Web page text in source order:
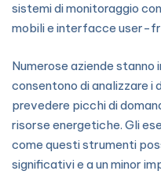
sistemi di monitoraggio
mobili e interfacce user-
Numerose aziende
consentono di analizzare i
prevedere picchi di
risorse energetiche. Gli
come questi strumenti
significativi e a un minor